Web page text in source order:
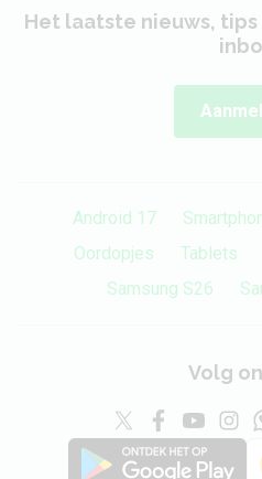
Het laatste nieuws, tips
Android 17
Oordopjes
Tablets
Samsung S26
Volg